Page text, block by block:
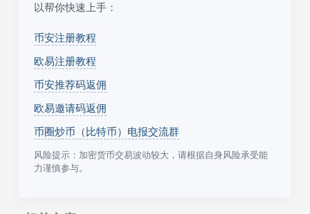
以帮你快速上手：
币安注册教程
欧易注册教程
币安推荐码返佣
欧易邀请码返佣
币圈炒币（比特币）电报交流群
风险提示：加密货币交易波动较大，请根据自身风险承受能
力谨慎参与。